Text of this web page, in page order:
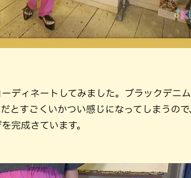
ディネートしてみました。ブラックデニ
とすごくいかつい感じになってしまうので
完成さています。